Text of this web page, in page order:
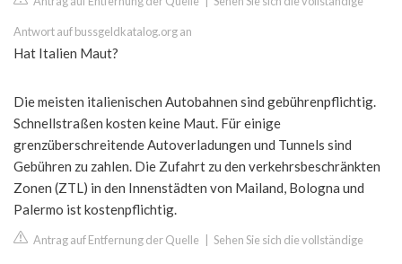
Antwort auf bussgeldkatalog.org an
Hat Italien Maut?
Die meisten italienischen Autobahnen sind gebührenpflichtig.
Schnellstraßen kosten keine Maut. Für einige
grenzüberschreitende Autoverladungen und Tunnels sind
Gebühren zu zahlen. Die Zufahrt zu den verkehrsbeschränkten
Zonen (ZTL) in den Innenstädten von Mailand, Bologna und
Palermo ist kostenpflichtig.
Antrag auf Entfernung der Quelle Sehen Sie sich die vollständige